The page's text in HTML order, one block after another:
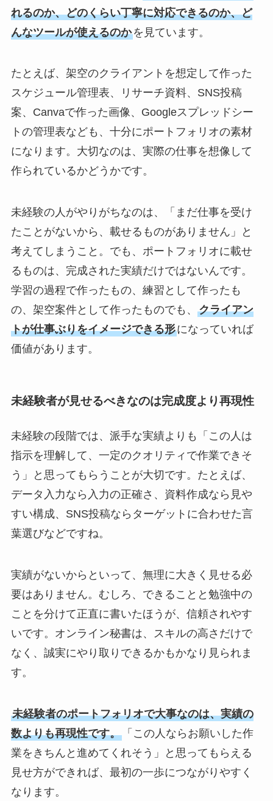
れるのか、どのくらい丁寧に対応できるのか、ど
んなツールが使えるのかを見ています。
たとえば、架空のクライアントを想定して作った
スケジュール管理表、リサーチ資料、SNS投稿
案、Canvaで作った画像、Googleスプレッドシー
トの管理表なども、十分にポートフォリオの素材
になります。大切なのは、実際の仕事を想像して
作られているかどうかです。
未経験の人がやりがちなのは、「まだ仕事を受け
たことがないから、載せるものがありません」と
考えてしまうこと。でも、ポートフォリオに載せ
るものは、完成された実績だけではないんです。
学習の過程で作ったもの、練習として作ったも
の、架空案件として作ったものでも、 クライアン
トが仕事ぶりをイメージできる形になっていれば
価値があります。
未経験者が見せるべきなのは完成度より再現性
未経験の段階では、派手な実績よりも「この人は
指示を理解して、一定のクオリティで作業できそ
う」と思ってもらうことが大切です。たとえば、
データ入力なら入力の正確さ、資料作成なら見や
すい構成、SNS投稿ならターゲットに合わせた言
葉選びなどですね。
実績がないからといって、無理に大きく見せる必
要はありません。むしろ、できることと勉強中の
ことを分けて正直に書いたほうが、信頼されやす
いです。オンライン秘書は、スキルの高さだけで
なく、誠実にやり取りできるかもかなり見られま
す。
未経験者のポートフォリオで大事なのは、実績の
数よりも再現性です。「この人ならお願いした作
業をきちんと進めてくれそう」と思ってもらえる
見せ方ができれば、最初の一歩につながりやすく
なります。